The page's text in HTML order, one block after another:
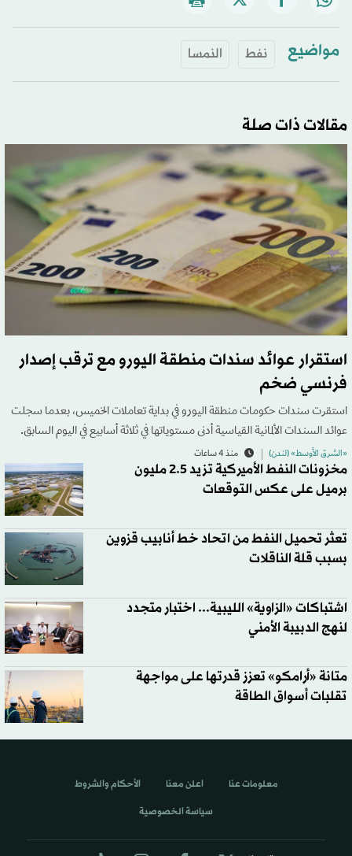
مواضيع نفط النمسا
مقالات ذات صلة
استقرار عوائد سندات منطقة اليورو مع ترقب إصدار
فرنسي ضخم
استقرت سندات حكومات منطقة اليورو في بداية تعاملات الخميس، بعدما سجلت
عوائد السندات الألمانية القياسية أدنى مستوياتها في ثلاثة أسابيع في اليوم السابق.
«الشرق الأوسط» (لندن) منذ 4 ساعات
مخزونات النفط الأميركية تزيد 2.5 مليون
برميل على عكس التوقعات
تعثر تحميل النفط من اتحاد خط أنابيب قزوين
بسبب قلة الناقلات
اشتباكات «الزاوية» الليبية... اختبار متجدد
لنهج الدبيبة الأمني
متانة «أرامكو» تعزز قدرتها على مواجهة
تقلبات أسواق الطاقة
معلومات عنا اعلن معنا الأحكام والشروط
سياسة الخصوصية